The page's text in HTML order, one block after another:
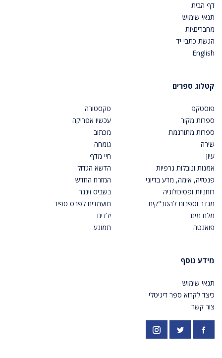
דף הבית
תנאי שימוש
מחברים\ות
הגשת כתבי יד
English
קטלוג ספרים
פוסטקפ
ספרות מקור
ספרות מתורגמת
שירה
עיון
אמנות ונובלות גרפיות
פנטזיה, אימה, מדע בדיוני
רוחניות ופסיכולוגיה
מגדר וספרות להטב"קית
מלח מים
פואנטה
טקסטורה
עכשיו אפריקה
מכתוב
גומחה
חיי מדף
הדשא הגדול
המזרח החדש
בשביס זינגר
מועמדים לפרס ספיר
ילדים
תמונע
מידע נוסף
תנאי שימוש
כיצד לקרוא ספר דיגיטלי
צור קשר
פייסבוק https://twitter.com/PardesPublish
אינסטגרם